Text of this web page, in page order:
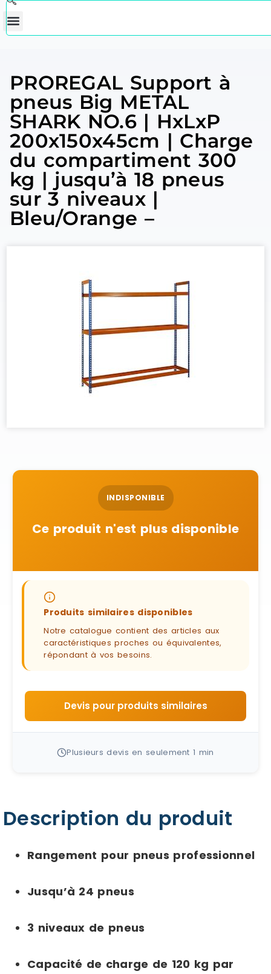
PROREGAL Support à
pneus Big METAL
SHARK NO.6 | HxLxP
200x150x45cm | Charge
du compartiment 300
kg | jusqu’à 18 pneus
sur 3 niveaux |
Bleu/Orange –
INDISPONIBLE
Ce produit n'est plus disponible
Produits similaires disponibles
Notre catalogue contient des articles aux
caractéristiques proches ou équivalentes,
répondant à vos besoins.
Devis pour produits similaires
Plusieurs devis en seulement 1 min
Description du produit
Rangement pour pneus professionnel
Jusqu’à 24 pneus
3 niveaux de pneus
Capacité de charge de 120 kg par